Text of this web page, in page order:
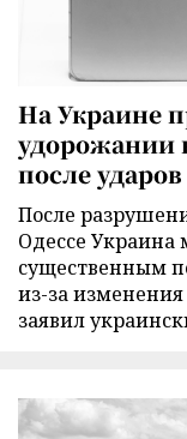
На Украине
удорожании
после
После
Одессе Украина
существенным
из-за
заявил